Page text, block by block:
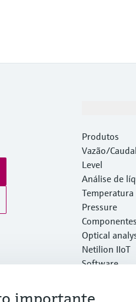
Produtos
Vazão/Caudal
Level
Análise de
Temperatura
Pressure
Optical
Netilion IIoT
Software
Produtos
Ferramentas